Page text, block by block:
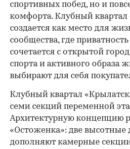
спортивных побед, но и
комфорта. Клубный квартал
создается как место для
сообщества, где
сочетается с открытой
спорта и активного образа
выбирают для себя
Клубный квартал
семи секций переменной
Архитектурную концепцию
«Остоженка»: две
дополняют камерные